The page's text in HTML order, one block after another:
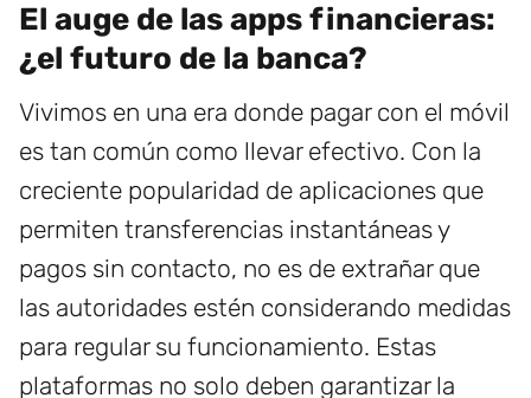
El auge de las apps financieras:
¿el futuro de la banca?
Vivimos en una era donde pagar con el móvil
es tan común como llevar efectivo. Con la
creciente popularidad de aplicaciones que
permiten transferencias instantáneas y
pagos sin contacto, no es de extrañar que
las autoridades estén considerando medidas
para regular su funcionamiento. Estas
plataformas no solo deben garantizar la